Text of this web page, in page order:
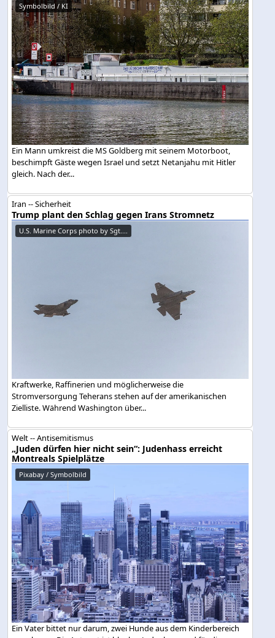
Symbolbild / KI
Ein Mann umkreist die MS Goldberg mit seinem Motorboot,
beschimpft Gäste wegen Israel und setzt Netanjahu mit Hitler
gleich. Nach der...
Iran -- Sicherheit
Trump plant den Schlag gegen Irans Stromnetz
U.S. Marine Corps photo by Sgt....
Kraftwerke, Raffinerien und möglicherweise die
Stromversorgung Teherans stehen auf der amerikanischen
Zielliste. Während Washington über...
Welt -- Antisemitismus
„Juden dürfen hier nicht sein“: Judenhass erreicht
Montreals Spielplätze
Pixabay / Symbolbild
Ein Vater bittet nur darum, zwei Hunde aus dem Kinderbereich